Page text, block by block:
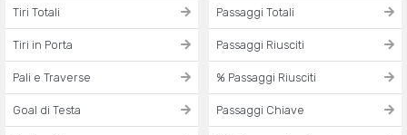
Tiri Totali
Tiri in Porta
Pali e Traverse
Goal di Testa
Passaggi Totali
Passaggi Riusciti
% Passaggi Riusciti
Passaggi Chiave